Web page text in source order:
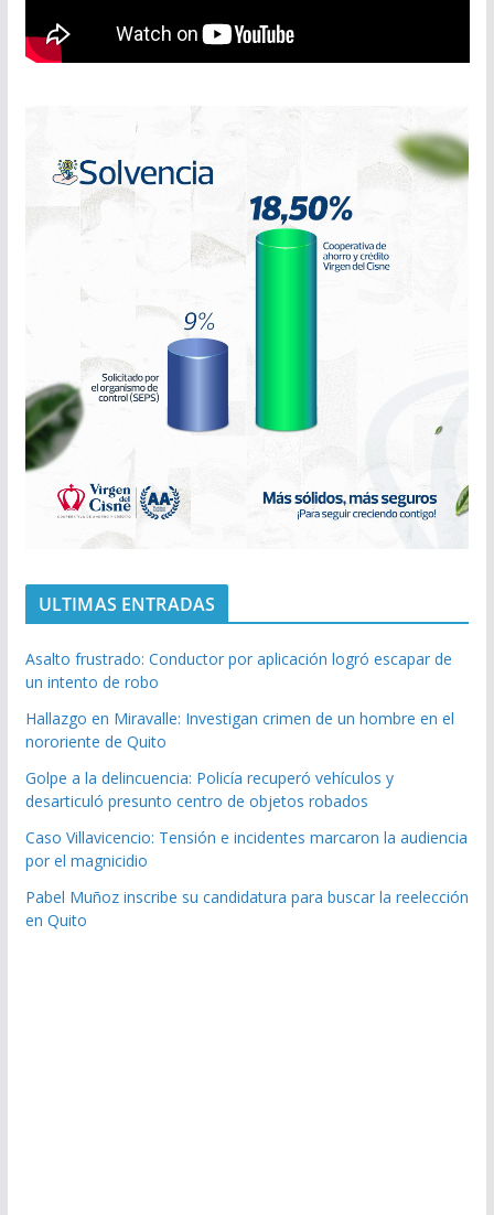
ULTIMAS ENTRADAS
Asalto frustrado: Conductor por aplicación logró escapar de
un intento de robo
Hallazgo en Miravalle: Investigan crimen de un hombre en el
nororiente de Quito
Golpe a la delincuencia: Policía recuperó vehículos y
desarticuló presunto centro de objetos robados
Caso Villavicencio: Tensión e incidentes marcaron la audiencia
por el magnicidio
Pabel Muñoz inscribe su candidatura para buscar la reelección
en Quito